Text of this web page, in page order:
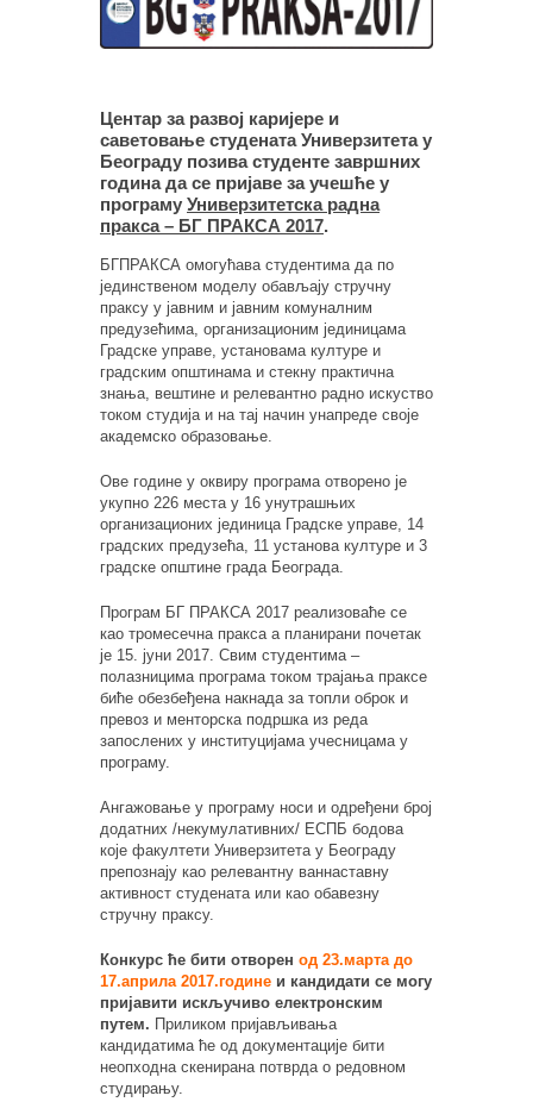
Центар за развој каријере и
саветовање студената Универзитета у
Београду позива студенте завршних
година да се пријаве за учешће у
програму Универзитетска радна
пракса – БГ ПРАКСА 2017.
БГПРАКСА омогућава студентима да по
јединственом моделу обављају стручну
праксу у јавним и јавним комуналним
предузећима, организационим јединицама
Градске управе, установама културе и
градским општинама и стекну практична
знања, вештине и релевантно радно искуство
током студија и на тај начин унапреде своје
академско образовање.
Ове године у оквиру програма отворено је
укупно 226 места у 16 унутрашњих
организационих јединица Градске управе, 14
градских предузећа, 11 установа културе и 3
градске општине града Београда.
Програм БГ ПРАКСА 2017 реализоваће се
као тромесечна пракса а планирани почетак
је 15. јуни 2017. Свим студентима –
полазницима програма током трајања праксе
биће обезбеђена накнада за топли оброк и
превоз и менторска подршка из реда
запослених у институцијама учесницама у
програму.
Ангажовање у програму носи и одређени број
додатних /некумулативних/ ЕСПБ бодова
које факултети Универзитета у Београду
препознају као релевантну ваннаставну
активност студената или као обавезну
стручну праксу.
Конкурс ће бити отворен од 23.марта до
17.априла 2017.године и кандидати се могу
пријавити искључиво електронским
путем. Приликом пријављивања
кандидатима ће од документације бити
неопходна скенирана потврда о редовном
студирању.